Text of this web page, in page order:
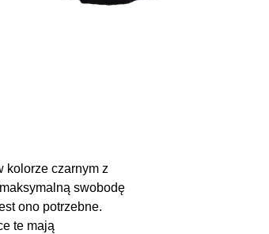
kolorze czarnym z
swobodę
ono potrzebne.
te mają